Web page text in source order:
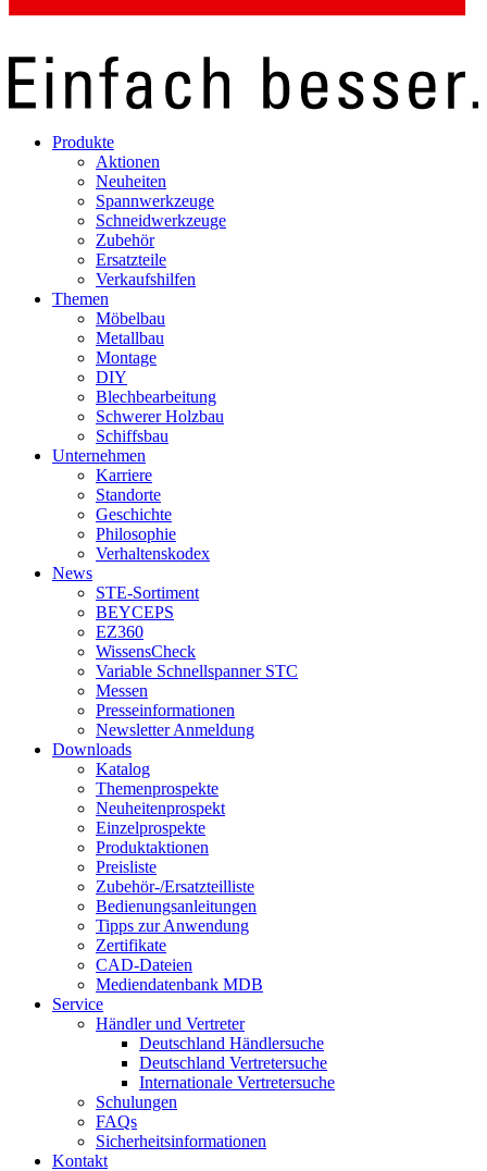
Produkte
Aktionen
Neuheiten
Spannwerkzeuge
Schneidwerkzeuge
Zubehör
Ersatzteile
Verkaufshilfen
Themen
Möbelbau
Metallbau
Montage
DIY
Blechbearbeitung
Schwerer Holzbau
Schiffsbau
Unternehmen
Karriere
Standorte
Geschichte
Philosophie
Verhaltenskodex
News
STE-Sortiment
BEYCEPS
EZ360
WissensCheck
Variable Schnellspanner STC
Messen
Presseinformationen
Newsletter Anmeldung
Downloads
Katalog
Themenprospekte
Neuheitenprospekt
Einzelprospekte
Produktaktionen
Preisliste
Zubehör-/Ersatzteilliste
Bedienungsanleitungen
Tipps zur Anwendung
Zertifikate
CAD-Dateien
Mediendatenbank MDB
Service
Händler und Vertreter
Deutschland Händlersuche
Deutschland Vertretersuche
Internationale Vertretersuche
Schulungen
FAQs
Sicherheitsinformationen
Kontakt